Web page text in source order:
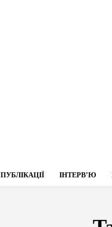
ПУБЛІКАЦІЇ ІНТЕРВʼЮ